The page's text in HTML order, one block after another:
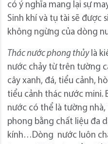
có ý nghĩa mang lại sự
Sinh khí và tụ tài sẽ được
không ngừng của dòng
Thác nước phong thủylà
nước chảy từ trên tường
cây xanh, đá, tiểu cảnh,
tiểu cảnh thác nước mini.
nước có thể là tường
phong bằng chất liệu đa
kính…Dòng nước luôn